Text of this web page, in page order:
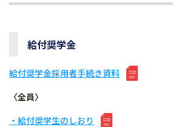
給付奨学金
給付奨学金採用者手続き資料
〈全員〉
・給付奨学生のしおり